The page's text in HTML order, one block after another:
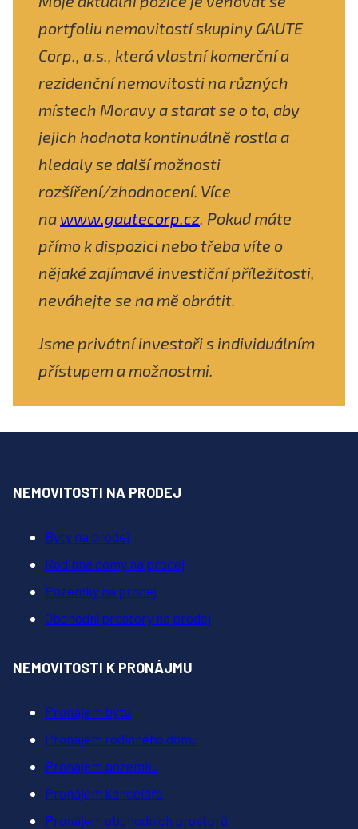
portfoliu nemovitostí skupiny GAUTE
Corp., a.s., která vlastní komerční a
rezidenční nemovitosti na různých
místech Moravy a starat se o to, aby
jejich hodnota kontinuálně rostla a
hledaly se další možnosti
rozšíření/zhodnocení. Více
na www.gautecorp.cz. Pokud máte
přímo k dispozici nebo třeba víte o
nějaké zajímavé investiční příležitosti,
neváhejte se na mě obrátit.
Jsme privátní investoři s individuálním
přístupem a možnostmi.
NEMOVITOSTI NA PRODEJ
Byty na prodej
Rodinné domy na prodej
Pozemky na prodej
Obchodní prostory na prodej
NEMOVITOSTI K PRONÁJMU
Pronájem bytu
Pronájem rodinného domu
Pronájem pozemku
Pronájem kanceláře
Pronájem obchodních prostorů